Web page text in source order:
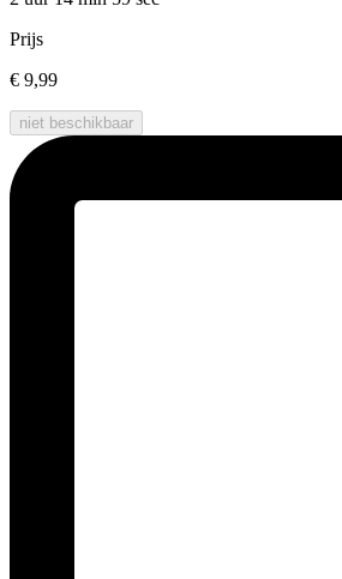
Prijs
€ 9,99
niet beschikbaar